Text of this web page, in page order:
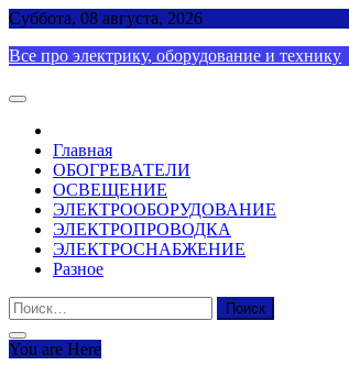
Skip
content
Суббота, 08 августа, 2026
Все про электрику, оборудование и технику
Главная
ОБОГРЕВАТЕЛИ
ОСВЕЩЕНИЕ
ЭЛЕКТРООБОРУДОВАНИЕ
ЭЛЕКТРОПРОВОДКА
ЭЛЕКТРОСНАБЖЕНИЕ
Разное
Найти:
You are Here